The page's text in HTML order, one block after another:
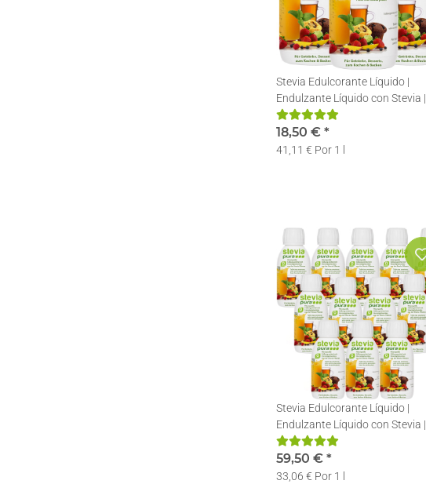
Stevia Edulcorante Líquido |
Endulzante Líquido con Stevia |
Stevia en gotas | 3x150ml
18,50 € *
41,11 € Por 1 l
Stevia Edulcorante Líquido |
Endulzante Líquido con Stevia |
Stevia en gotas | 12x150ml
59,50 € *
33,06 € Por 1 l